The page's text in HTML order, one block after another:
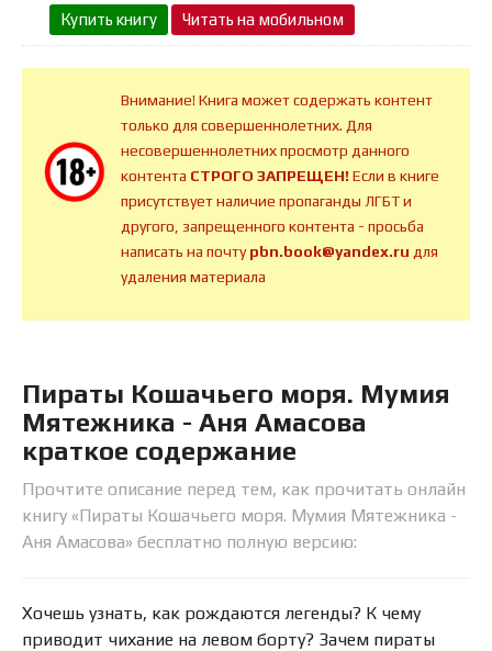
Купить книгу Читать на мобильном
Внимание! Книга может содержать контент
только для совершеннолетних. Для
несовершеннолетних просмотр данного
контента СТРОГО ЗАПРЕЩЕН!Если в книге
присутствует наличие пропаганды ЛГБТ и
другого, запрещенного контента - просьба
написать на почтуpbn.book@yandex.ru для
удаления материала
Пираты Кошачьего моря. Мумия
Мятежника - Аня Амасова
краткое содержание
Прочтите описание перед тем, как прочитать онлайн
книгу «Пираты Кошачьего моря. Мумия Мятежника -
Аня Амасова» бесплатно полную версию:
Хочешь узнать, как рождаются легенды? К чему
приводит чихание на левом борту? Зачем пираты